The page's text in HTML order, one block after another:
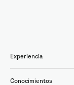
Experiencia
Conocimientos